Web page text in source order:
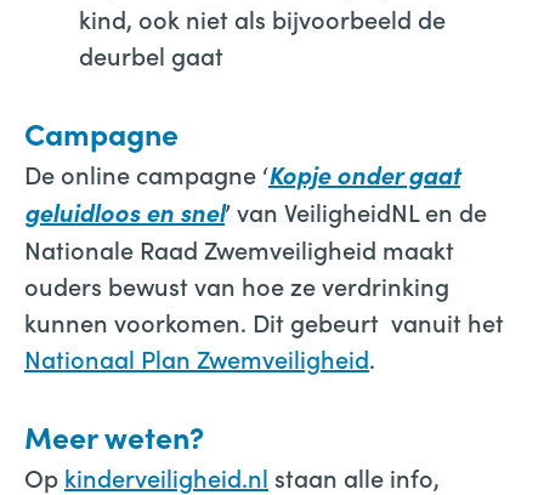
kind, ook niet als bijvoorbeeld de
deurbel gaat
Campagne
De online campagne ‘Kopje onder gaat
geluidloos en snel’ van VeiligheidNL en de
Nationale Raad Zwemveiligheid maakt
ouders bewust van hoe ze verdrinking
kunnen voorkomen. Dit gebeurt vanuit het
Nationaal Plan Zwemveiligheid.
Meer weten?
Op kinderveiligheid.nl staan alle info,